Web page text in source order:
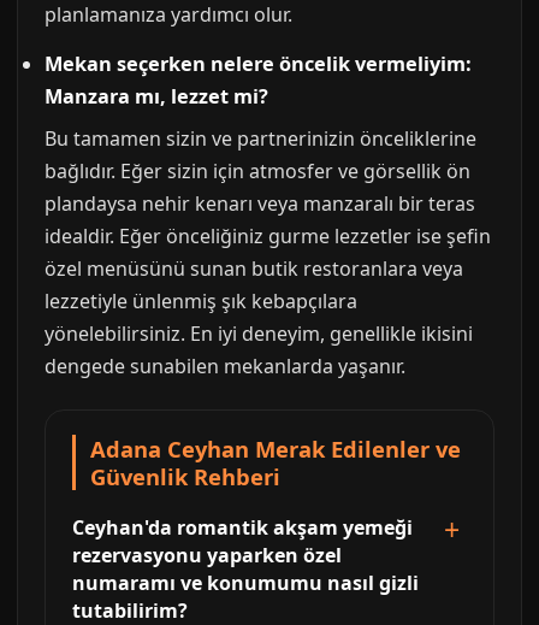
planlamanıza yardımcı olur.
Mekan seçerken nelere öncelik vermeliyim:
Manzara mı, lezzet mi?
Bu tamamen sizin ve partnerinizin önceliklerine
bağlıdır. Eğer sizin için atmosfer ve görsellik ön
plandaysa nehir kenarı veya manzaralı bir teras
idealdir. Eğer önceliğiniz gurme lezzetler ise şefin
özel menüsünü sunan butik restoranlara veya
lezzetiyle ünlenmiş şık kebapçılara
yönelebilirsiniz. En iyi deneyim, genellikle ikisini
dengede sunabilen mekanlarda yaşanır.
Adana Ceyhan Merak Edilenler ve
Güvenlik Rehberi
Ceyhan'da romantik akşam yemeği
rezervasyonu yaparken özel
numaramı ve konumumu nasıl gizli
tutabilirim?